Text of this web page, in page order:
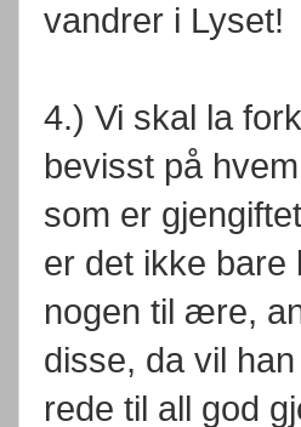
vandrer i Lyset!
4.) Vi skal la
bevisst på
som er
er det ikke bare
nogen til ære,
disse, da vil
rede til all god